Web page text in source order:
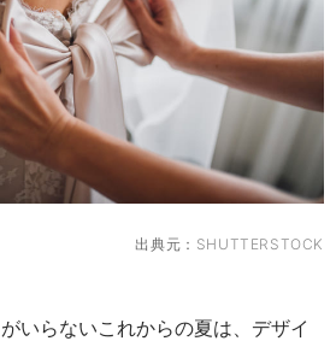
出典元： SHUTTERSTOCK
いらないこれからの夏は、デザイ